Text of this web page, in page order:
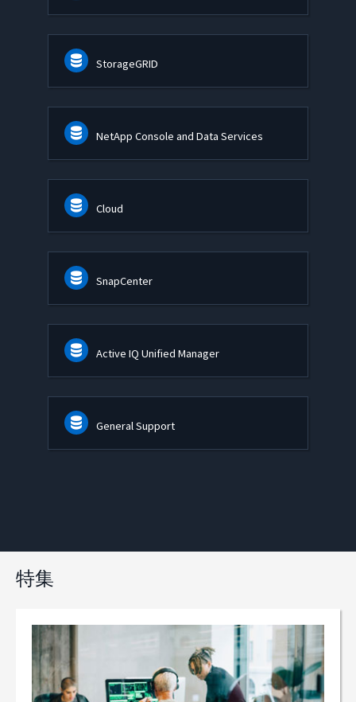
StorageGRID
NetApp Console and Data Services
Cloud
SnapCenter
Active IQ Unified Manager
General Support
特集